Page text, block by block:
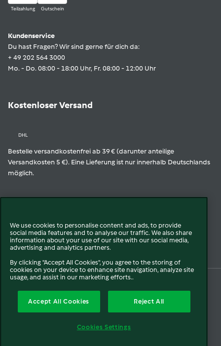
Teilzahlung Gutschein
Kundenservice
Du hast Fragen? Wir sind gerne für dich da:
+ 49 202 564 3000
Mo. - Do. 08:00 - 18:00 Uhr, Fr. 08:00 - 12:00 Uhr
Kostenloser Versand
DHL
Bestelle versandkostenfrei ab 39 € (darunter anteilige
Versandkosten 5 €). Eine Lieferung ist nur innerhalb Deutschlands
möglich.
Zur Echtheit der Bewertungen
We use cookies to personalise content and ads, to provide
social media features and to analyse our traffic. We also share
information about your use of our site with our social media,
advertising and analytics partners.
By clicking "Accept All Cookies", you agree to the storing of
cookies on your device to enhance site navigation, analyze site
usage, and assist in our marketing efforts..
Accept All Cookies Reject All
Cookies Settings